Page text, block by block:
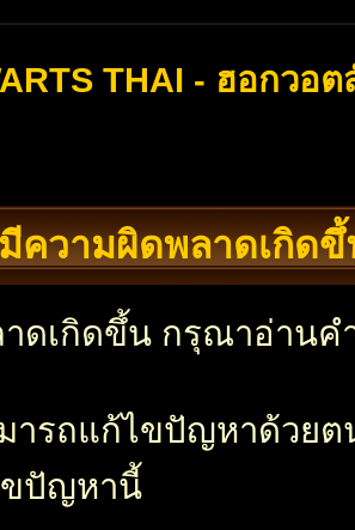
THAI - ฮอกวอต
วามผิดพลาดเกิดขึ้
ดเกิดขึ้น กรุณาอ่านค
ารถแก้ไขปัญหาด้วย
ขปัญหานี้